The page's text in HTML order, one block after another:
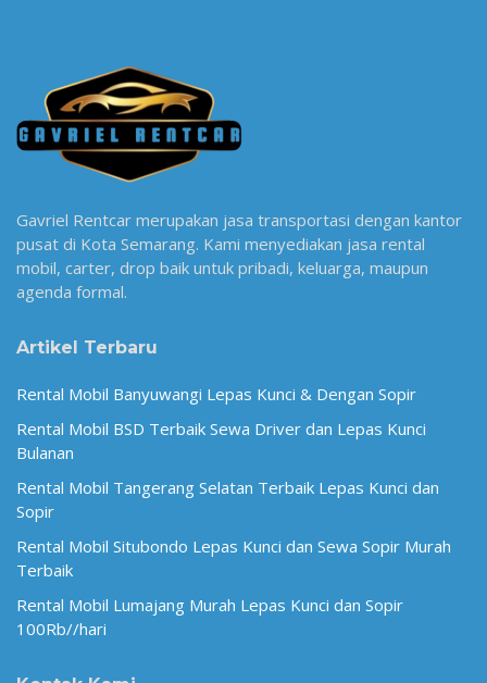
Gavriel Rentcar merupakan jasa transportasi dengan kantor
pusat di Kota Semarang. Kami menyediakan jasa rental
mobil, carter, drop baik untuk pribadi, keluarga, maupun
agenda formal.
Artikel Terbaru
Rental Mobil Banyuwangi Lepas Kunci & Dengan Sopir
Rental Mobil BSD Terbaik Sewa Driver dan Lepas Kunci
Bulanan
Rental Mobil Tangerang Selatan Terbaik Lepas Kunci dan
Sopir
Rental Mobil Situbondo Lepas Kunci dan Sewa Sopir Murah
Terbaik
Rental Mobil Lumajang Murah Lepas Kunci dan Sopir
100Rb//hari